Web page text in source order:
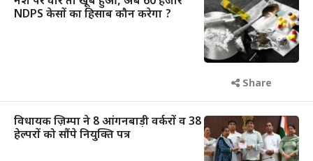
NDPS केसों का हिसाब कौन करेगा ?
Share
विधायक ज़िम्पा ने 8 आंगनबाड़ी वर्करों व 38
हेल्परों को सौंपे नियुक्ति पत्र